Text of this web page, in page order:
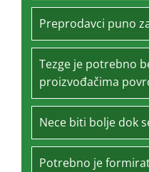
Preprodavci puno
Tezge je potrebno
proizvođačima
Nece biti bolje dok
Potrebno je